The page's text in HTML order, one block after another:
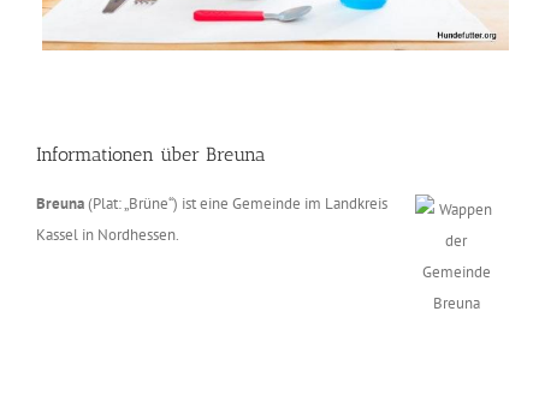
Informationen über Breuna
Breuna(Plat: „Brüne“) ist eine Gemeinde im Landkreis
Kassel in Nordhessen.